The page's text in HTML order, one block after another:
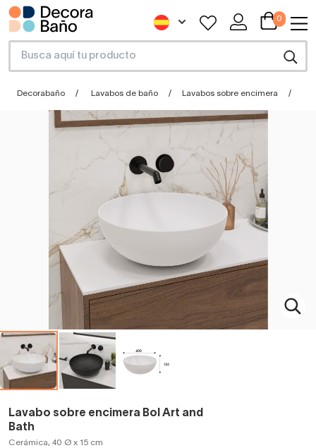
0
Decorabaño Lavabos de baño Lavabos sobre encimera
Lavabo sobre encimera Bol Art and
Bath
Cerámica, 40 Ø x 15 cm